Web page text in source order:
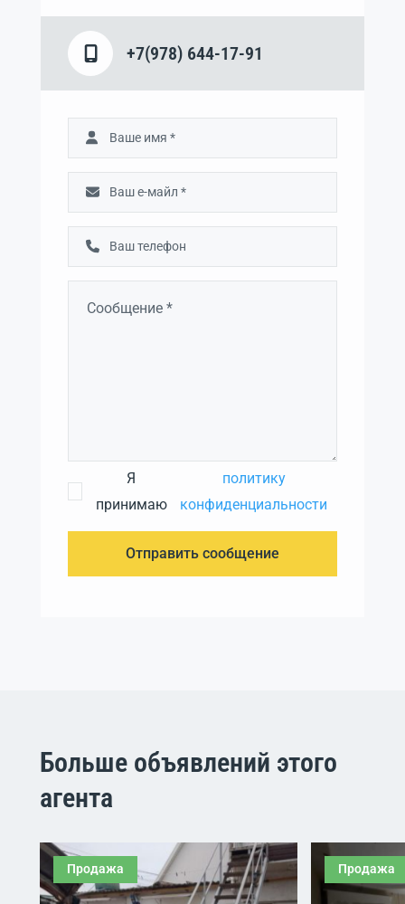
+7(978) 644-17-91
Я
принимаю
политику
конфиденциальности
Отправить сообщение
Больше объявлений этого
агента
Продажа Продажа